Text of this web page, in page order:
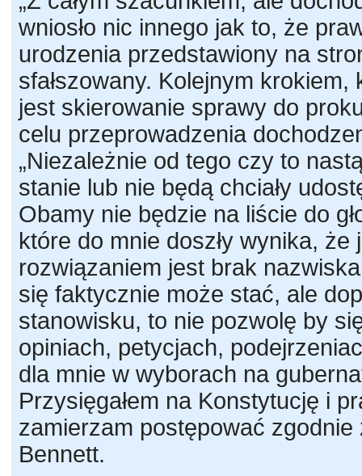
wniosło nic innego jak to, że
urodzenia przedstawiony na
sfałszowany. Kolejnym
jest skierowanie sprawy do
celu przeprowadzenia
„Niezależnie od tego czy to
stanie lub nie będą chciały
Obamy nie będzie na liście do
które do mnie doszły wynika,
rozwiązaniem jest brak
się faktycznie może stać, ale
stanowisku, to nie pozwolę by
opiniach, petycjach,
dla mnie w wyborach na
Przysięgałem na Konstytucję i
zamierzam postępować zgodnie
Bennett.